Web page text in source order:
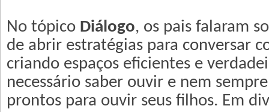
No tópico Diálogo, os pais falaram
de abrir estratégias para conversar
criando espaços eficientes e
necessário saber ouvir e nem
prontos para ouvir seus filhos. Em